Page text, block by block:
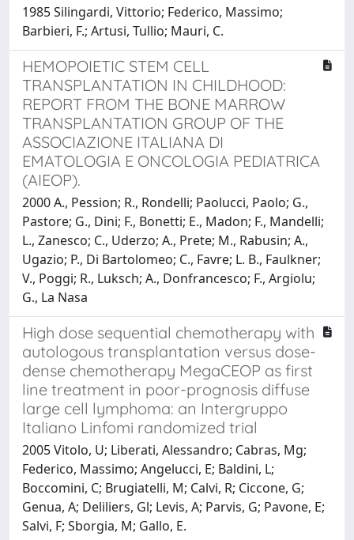
1985 Silingardi, Vittorio; Federico, Massimo;
Barbieri, F.; Artusi, Tullio; Mauri, C.
HEMOPOIETIC STEM CELL
TRANSPLANTATION IN CHILDHOOD:
REPORT FROM THE BONE MARROW
TRANSPLANTATION GROUP OF THE
ASSOCIAZIONE ITALIANA DI
EMATOLOGIA E ONCOLOGIA PEDIATRICA
(AIEOP).
2000 A., Pession; R., Rondelli; Paolucci, Paolo; G.,
Pastore; G., Dini; F., Bonetti; E., Madon; F., Mandelli;
L., Zanesco; C., Uderzo; A., Prete; M., Rabusin; A.,
Ugazio; P., Di Bartolomeo; C., Favre; L. B., Faulkner;
V., Poggi; R., Luksch; A., Donfrancesco; F., Argiolu;
G., La Nasa
High dose sequential chemotherapy with
autologous transplantation versus dose-
dense chemotherapy MegaCEOP as first
line treatment in poor-prognosis diffuse
large cell lymphoma: an Intergruppo
Italiano Linfomi randomized trial
2005 Vitolo, U; Liberati, Alessandro; Cabras, Mg;
Federico, Massimo; Angelucci, E; Baldini, L;
Boccomini, C; Brugiatelli, M; Calvi, R; Ciccone, G;
Genua, A; Deliliers, Gl; Levis, A; Parvis, G; Pavone, E;
Salvi, F; Sborgia, M; Gallo, E.